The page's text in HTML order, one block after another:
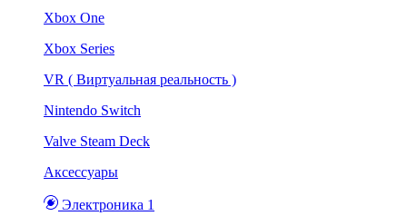
Xbox One
Xbox Series
VR ( Виртуальная реальность )
Nintendo Switch
Valve Steam Deck
Аксессуары
Электроника 1